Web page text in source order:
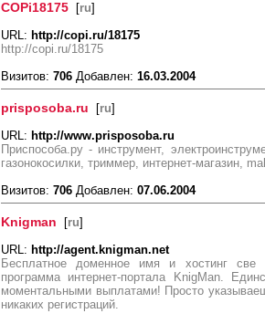
COPi18175 [ru]
URL: http://copi.ru/18175
http://copi.ru/18175
Визитов: 706 Добавлен: 16.03.2004
prisposoba.ru [ru]
URL: http://www.prisposoba.ru
Приспособа.ру - инструмент,
газонокосилки, триммер, интернет-магазин,
Визитов: 706 Добавлен: 07.06.2004
Knigman [ru]
URL: http://agent.knigman.net
Бесплатное доменное имя и хостинг све
программа интернет-портала KnigMan.
моментальными выплатами! Просто
никаких регистраций.